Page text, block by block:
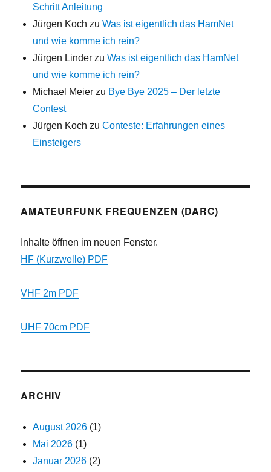
Schritt Anleitung
Jürgen Koch zuWas ist eigentlich das HamNet
und wie komme ich rein?
Jürgen Linder zuWas ist eigentlich das HamNet
und wie komme ich rein?
Michael Meier zu Bye Bye 2025 – Der letzte
Contest
Jürgen Koch zuConteste: Erfahrungen eines
Einsteigers
AMATEURFUNK FREQUENZEN (DARC)
Inhalte öffnen im neuen Fenster.
HF (Kurzwelle) PDF
VHF 2m PDF
UHF 70cm PDF
ARCHIV
August 2026 (1)
Mai 2026 (1)
Januar 2026 (2)